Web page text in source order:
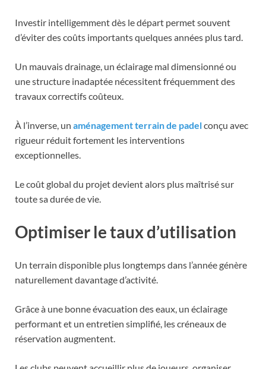
Investir intelligemment dès le départ permet souvent
d’éviter des coûts importants quelques années plus tard.
Un mauvais drainage, un éclairage mal dimensionné ou
une structure inadaptée nécessitent fréquemment des
travaux correctifs coûteux.
À l’inverse, un aménagement terrain de padelconçu avec
rigueur réduit fortement les interventions
exceptionnelles.
Le coût global du projet devient alors plus maîtrisé sur
toute sa durée de vie.
Optimiser le taux d’utilisation
Un terrain disponible plus longtemps dans l’année génère
naturellement davantage d’activité.
Grâce à une bonne évacuation des eaux, un éclairage
performant et un entretien simplifié, les créneaux de
réservation augmentent.